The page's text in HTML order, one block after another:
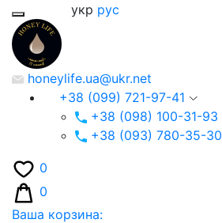
укр рус
honeylife.ua@ukr.net
+38 (099) 721-97-41
+38 (098) 100-31-93
+38 (093) 780-35-30
0
0
Ваша корзина: